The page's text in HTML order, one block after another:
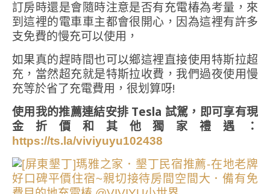
訂房時還是會隨時注意是否有充電椿為考量，來
到這裡的電車車主都會很開心，因為這裡有許多
支免費的慢充可以使用，
如果真的趕時間也可以鄉這裡直接使用特斯拉超
充，當然超充就是特斯拉收費，我們過夜使用慢
充等於省了充電費用，很划算呀!
使用我的推薦連結安排 Tesla 試駕，即可享有現
金折價和其他獨家禮遇：
https://ts.la/viviyuyu102438